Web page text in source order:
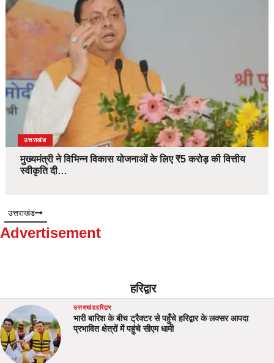
उत्तराखंड
मुख्यमंत्री ने विभिन्न विकास योजनाओं के लिए ₹5 करोड़ की वित्तीय
स्वीकृति दी…
उत्तराखंड
Advertisement
हरिद्वार
उत्तराखंडहरिद्वार
भारी बारिश के बीच ट्रैक्टर से पहुँचे हरिद्वार के लक्सर आपदा
प्रभावित क्षेत्रों में पहुंचे सीएम धामी